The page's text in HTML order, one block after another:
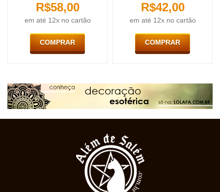
R$58,00
em até 12x no cartão
COMPRAR
R$42,00
em até 12x no cartão
COMPRAR